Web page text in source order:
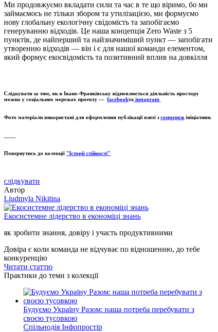
Ми продовжуємо вкладати сили та час в те що віримо, бо ми
займаємось не тільки збором та утилізацією, ми формуємо
нову глобальну екологічну свідомість та запобігаємо
генеруванню відходів. Це наша концепція Zero Waste з 5
пунктів, де найперший та найзначиміший пункт — запобігати
утворенню відходів — він і є для нашої команди елементом,
який формує екосвідомість та позитивний вплив на довкілля
Слідкувати за тим, як в Івано-Франківську відновлюється діяльність простору
можна у соціальних мережах проекту — facebookта instagram
Фото матеріали використані для оформлення публікації взяті зсоцмереж ініціативи.
Повернутись до колекції "Історії стійкості"
слідкувати
Автор
Liudmyla Nikitina
Екосистемне лідерство в економіці знань
як зробити знання, довіру і участь продуктивними
Довіра є коли команда не відчуває по відношенню, до тебе
конкуренцію
Читати статтю
Практики до теми з колекції
Будуємо Україну Разом: наша потреба перебувати з
своєю тусовкою
Спільнодія Інфопростір